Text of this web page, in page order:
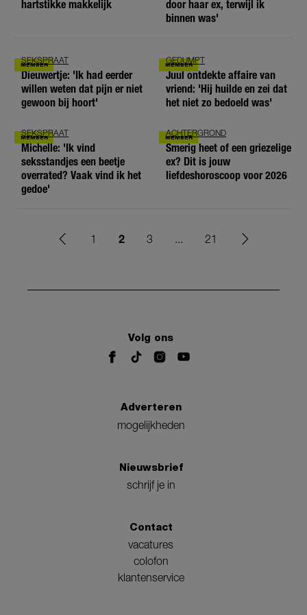
hartstikke makkelijk
door haar ex, terwijl ik
binnen was'
SEKSPRAAT
Dieuwertje: 'Ik had eerder
willen weten dat pijn er niet
gewoon bij hoort'
GEDUMPT
Juul ontdekte affaire van
vriend: 'Hij huilde en zei dat
het niet zo bedoeld was'
SEKSPRAAT
Michelle: 'Ik vind
seksstandjes een beetje
overrated? Vaak vind ik het
gedoe'
ACHTERGROND
Smerig heet of een griezelige
ex? Dit is jouw
liefdeshoroscoop voor 2026
1 2 3 ... 21
Volg ons
Adverteren
mogelijkheden
Nieuwsbrief
schrijf je in
Contact
vacatures
colofon
klantenservice